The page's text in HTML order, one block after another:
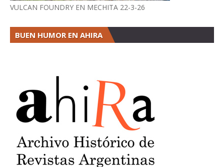
VULCAN FOUNDRY EN MECHITA 22-3-26
BUEN HUMOR EN AHIRA